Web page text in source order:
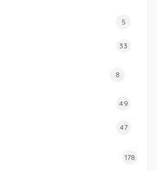
5
33
8
49
47
178